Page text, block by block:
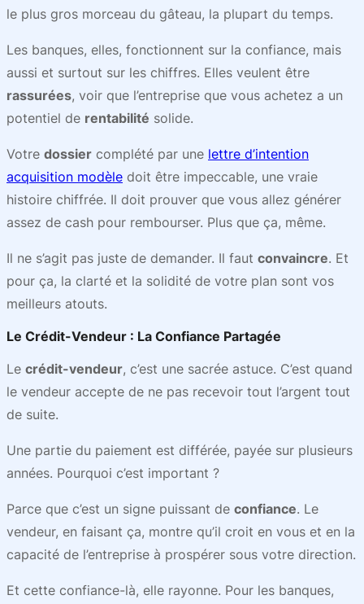
le plus gros morceau du gâteau, la plupart du temps.
Les banques, elles, fonctionnent sur la confiance, mais
aussi et surtout sur les chiffres. Elles veulent être
rassurées, voir que l’entreprise que vous achetez a un
potentiel de rentabilité solide.
Votre dossier complété par une lettre d’intention
acquisition modèle doit être impeccable, une vraie
histoire chiffrée. Il doit prouver que vous allez générer
assez de cash pour rembourser. Plus que ça, même.
Il ne s’agit pas juste de demander. Il faut convaincre. Et
pour ça, la clarté et la solidité de votre plan sont vos
meilleurs atouts.
Le Crédit-Vendeur : La Confiance Partagée
Le crédit-vendeur, c’est une sacrée astuce. C’est quand
le vendeur accepte de ne pas recevoir tout l’argent tout
de suite.
Une partie du paiement est différée, payée sur plusieurs
années. Pourquoi c’est important ?
Parce que c’est un signe puissant de confiance. Le
vendeur, en faisant ça, montre qu’il croit en vous et en la
capacité de l’entreprise à prospérer sous votre direction.
Et cette confiance-là, elle rayonne. Pour les banques,